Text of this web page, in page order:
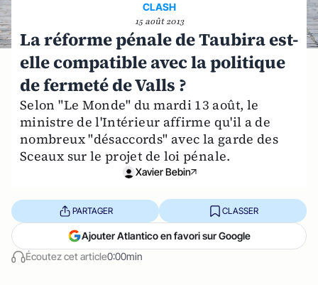
CLASH
15 août 2013
La réforme pénale de Taubira est-
elle compatible avec la politique
de fermeté de Valls ?
Selon "Le Monde" du mardi 13 août, le
ministre de l'Intérieur affirme qu'il a de
nombreux "désaccords" avec la garde des
Sceaux sur le projet de loi pénale.
Xavier Bebin
Écoutez cet article0:00min
PARTAGER CLASSER
Ajouter Atlantico en favori sur Google